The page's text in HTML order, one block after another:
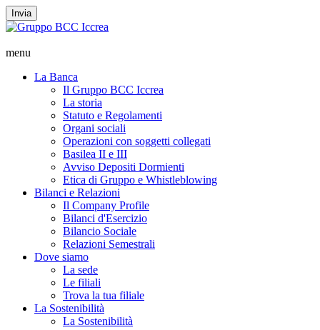
Invia
menu
La Banca
Il Gruppo BCC Iccrea
La storia
Statuto e Regolamenti
Organi sociali
Operazioni con soggetti collegati
Basilea II e III
Avviso Depositi Dormienti
Etica di Gruppo e Whistleblowing
Bilanci e Relazioni
Il Company Profile
Bilanci d'Esercizio
Bilancio Sociale
Relazioni Semestrali
Dove siamo
La sede
Le filiali
Trova la tua filiale
La Sostenibilità
La Sostenibilità